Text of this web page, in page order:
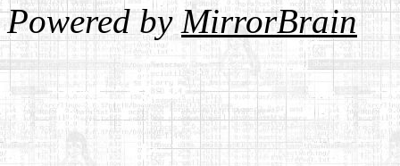
Powered byMirrorBrain